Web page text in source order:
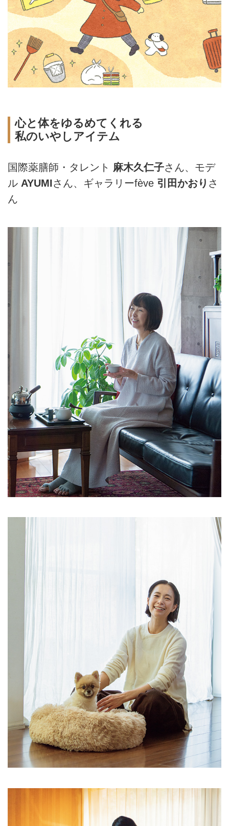
心と体をゆるめてくれる
私のいやしアイテム
国際薬膳師・タレント 麻木久仁子さん、モデ
ル AYUMIさん、ギャラリーfève 引田かおり さ
ん